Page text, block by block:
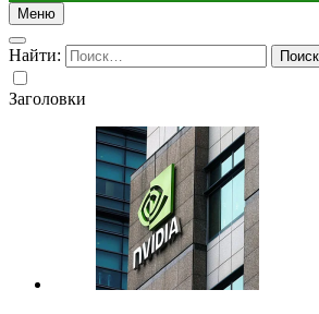
Меню
Найти:
Заголовки